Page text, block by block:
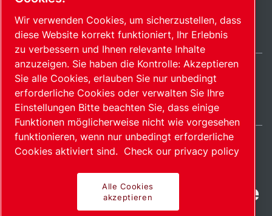
SitemapCookies verwalten© 2026 Copyright.
Switzerland / DE
Fortschrittliche Produkte
Wir verwenden Cookies, um sicherzustellen, dass
diese Website korrekt funktioniert, Ihr Erlebnis
zu verbessern und Ihnen relevante Inhalte
anzuzeigen. Sie haben die Kontrolle: Akzeptieren
Sie alle Cookies, erlauben Sie nur unbedingt
erforderliche Cookies oder verwalten Sie Ihre
Einstellungen Bitte beachten Sie, dass einige
Funktionen möglicherweise nicht wie vorgesehen
funktionieren, wenn nur unbedingt erforderliche
Cookies aktiviert sind. Check our privacy policy
Alle Cookies
akzeptieren